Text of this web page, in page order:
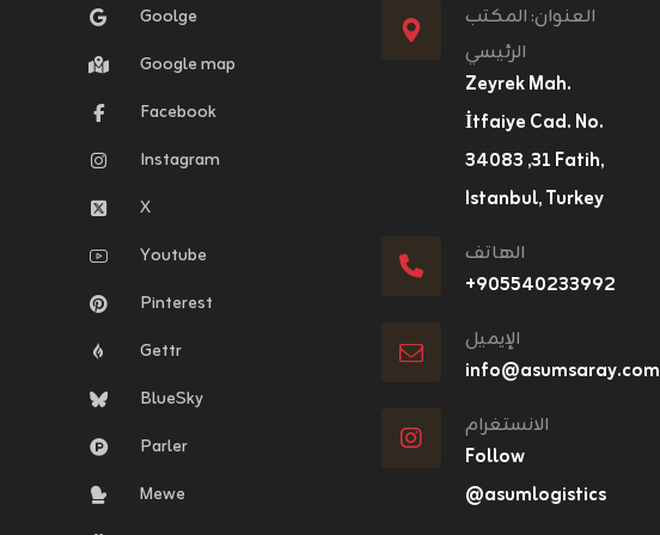
العنوان: المكتب
الرئيسي
Zeyrek Mah.
İtfaiye Cad. No.
٣١, ٣٤٠٨٣ Fatih,
Istanbul, Turkey
الهاتف
+٩٠٥٥٤٠٢٣٣٩٩٢
الإيميل
info@asumsaray.com
الانستغرام
Follow
@asumlogistics
Goolge
Google map
Facebook
Instagram
X
Youtube
Pinterest
Gettr
BlueSky
Parler
Mewe